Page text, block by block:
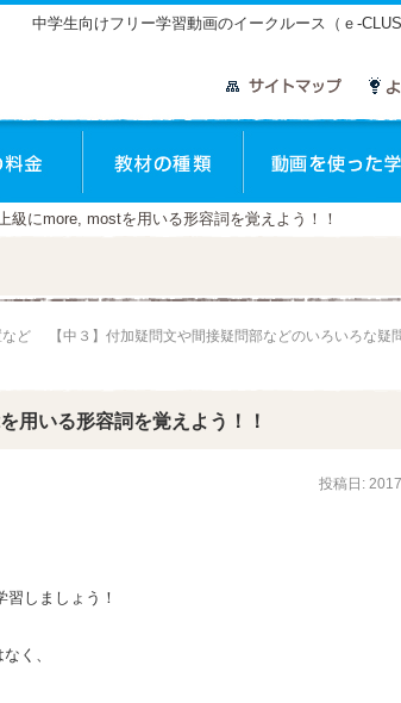
中学生向けフリー学習動画のイークルース（ｅ-
講座の料金 教材の種類
級にmore, mostを用いる形容詞を覚えよう！！
ど
【中３】付加疑問文や間接疑問部などのいろいろな疑
用いる形容詞を覚えよう！！
投稿日:
しましょう！
く、